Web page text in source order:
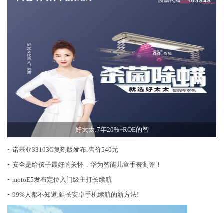
好太太:7年20%+ROE的智
▪ 诺基亚33103G复刻版发布:售价540元
▪ 安全是给孩子最好的关怀，华为智能儿童手表测评！
▪ motoE5发布定位入门级主打长续航
▪ 99%人都不知道,延长安卓手机续航的新方法!